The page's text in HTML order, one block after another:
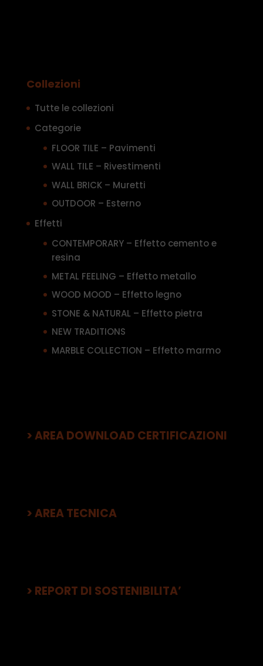
Collezioni
Tutte le collezioni
Categorie
FLOOR TILE – Pavimenti
WALL TILE – Rivestimenti
WALL BRICK – Muretti
OUTDOOR – Esterno
Effetti
CONTEMPORARY – Effetto cemento e
resina
METAL FEELING – Effetto metallo
WOOD MOOD – Effetto legno
STONE & NATURAL – Effetto pietra
NEW TRADITIONS
MARBLE COLLECTION – Effetto marmo
> AREA DOWNLOAD CERTIFICAZIONI
> AREA TECNICA
> REPORT DI SOSTENIBILITA’